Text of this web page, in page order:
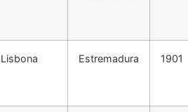
Lisbona Estremadura 1901